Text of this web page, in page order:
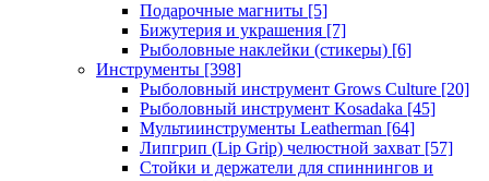
Подарочные магниты [5]
Бижутерия и украшения [7]
Рыболовные наклейки (стикеры) [6]
Инструменты [398]
Рыболовный инструмент Grows Culture [20]
Рыболовный инструмент Kosadaka [45]
Мультиинструменты Leatherman [64]
Липгрип (Lip Grip) челюстной захват [57]
Стойки и держатели для спиннингов и